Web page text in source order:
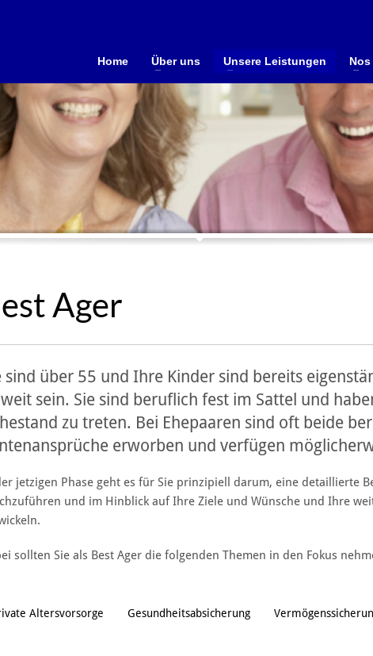
Home Über uns Unsere Leistungen
Ager
sind über 55 und Ihre Kinder sind bereits
sein. Sie sind beruflich fest im Sattel und
zu treten. Bei Ehepaaren sind oft beide
erworben und verfügen
jetzigen Phase geht es für Sie prinzipiell darum, eine detaillierte
und im Hinblick auf Ihre Ziele und Wünsche und Ihre
sollten Sie als Best Ager die folgenden Themen in den Fokus
Altersvorsorge Gesundheitsabsicherung